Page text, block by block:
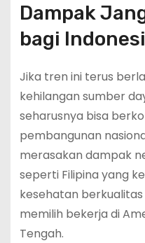
Dampak
bagi
Jika tren ini terus
kehilangan sumber
seharusnya bisa
pembangunan
merasakan dampak
seperti Filipina yang
kesehatan
memilih bekerja di
Tengah.